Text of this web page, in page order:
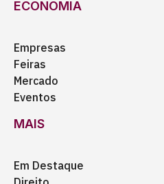
ECONOMIA
Empresas
Feiras
Mercado
Eventos
MAIS
Em Destaque